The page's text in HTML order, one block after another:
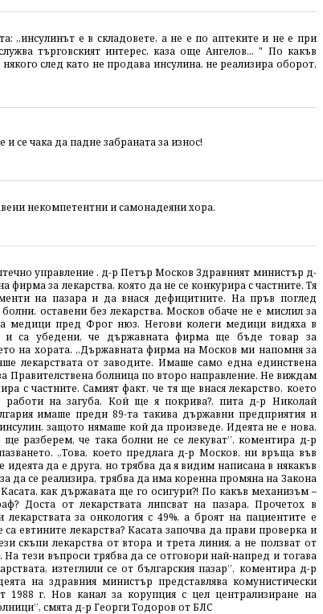
„инсулинът е в складовете, а не е по аптеките и не е при
търговският интерес, каза още Ангелов... " По какъв
след като не продава инсулина, не реализира оборот,
се чака да падне забраната за износ!
некомпетентни и самонадеяни хора.
управление . д-р Петър Москов Здравният министър д-
за лекарства, която да не се конкурира с частните. Тя
на пазара и да внася дефицитните. На пръв поглед
оставени без лекарства. Москов обаче не е мислил за
медици пред Фрог нюз. Негови колеги медици видяха в
са убедени, че държавната фирма ще бъде товар за
на хората. „Държавната фирма на Москов ми напомня за
лекарствата от заводите. Имаше само една единствена
Правителствена болница по второ направление. Не виждам
с частните. Самият факт, че тя ще внася лекарство, което
на загуба. Кой ще я покрива?, пита д-р Николай
имаше преди 89-та такива държавни предприятия и
защото нямаше кой да произведе. Идеята не е нова,
разберем, че така болни не се лекуват”, коментира д-р
„Това, което предлага д-р Москов, ни връща във
да е друга, но трябва да я видим написана в някакъв
да се реализира, трябва да има коренна промяна на Закона
как държавата ще го осигури?! По какъв механизъм –
Доста от лекарствата липсват на пазара. Прочетох в
за онкология с 49%, а броят на пациентите е
евтините лекарства? Касата започва да прави проверка и
скъпи лекарства от втора и трета линия, а не ползват от
тези въпроси трябва да се отговори най-напред и тогава
изтеглили се от българския пазар”, коментира д-р
на здравния министър представлява комунистически
г. Нов канал за корупция с цел централизиране на
смята д-р Георги Тодоров от БЛС